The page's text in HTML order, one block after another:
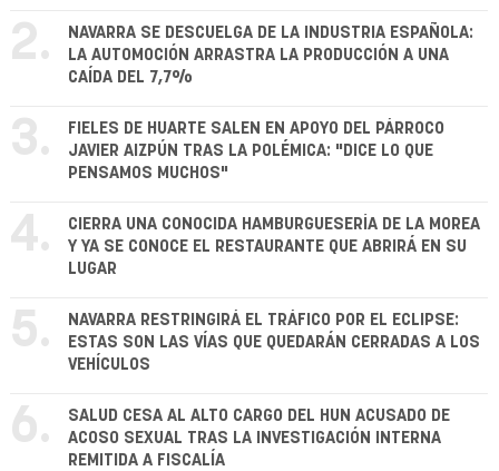
2.
NAVARRA SE DESCUELGA DE LA INDUSTRIA ESPAÑOLA:
LA AUTOMOCIÓN ARRASTRA LA PRODUCCIÓN A UNA
CAÍDA DEL 7,7%
3.
FIELES DE HUARTE SALEN EN APOYO DEL PÁRROCO
JAVIER AIZPÚN TRAS LA POLÉMICA: "DICE LO QUE
PENSAMOS MUCHOS"
4.
CIERRA UNA CONOCIDA HAMBURGUESERÍA DE LA MOREA
Y YA SE CONOCE EL RESTAURANTE QUE ABRIRÁ EN SU
LUGAR
5.
NAVARRA RESTRINGIRÁ EL TRÁFICO POR EL ECLIPSE:
ESTAS SON LAS VÍAS QUE QUEDARÁN CERRADAS A LOS
VEHÍCULOS
6.
SALUD CESA AL ALTO CARGO DEL HUN ACUSADO DE
ACOSO SEXUAL TRAS LA INVESTIGACIÓN INTERNA
REMITIDA A FISCALÍA